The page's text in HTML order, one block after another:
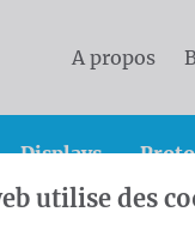
A propos
Displays
utilise des